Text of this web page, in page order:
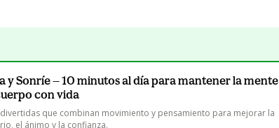
y Sonríe — 10 minutos al día para mantener la mente
con vida
divertidas que combinan movimiento y pensamiento para mejorar la
el ánimo y la confianza.